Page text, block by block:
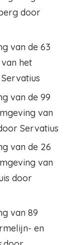
door
van de 63
het
van de 99
van
Servatius
van de 26
van
door
van 89
en